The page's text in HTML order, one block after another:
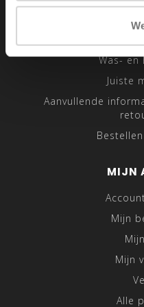
Was- en
Juiste
Aanvullende
MIJN
Mijn
Mijn
Alle